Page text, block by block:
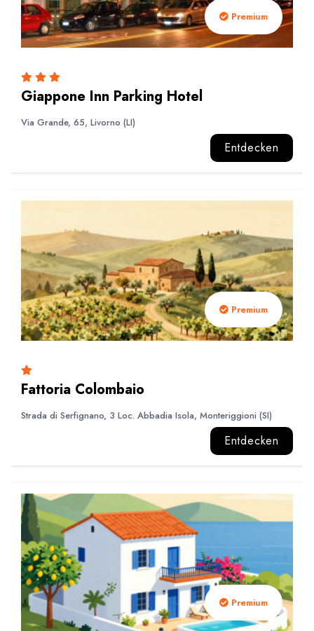
Premium
Giappone Inn Parking Hotel
Via Grande, 65, Livorno (LI)
Entdecken
Premium
Fattoria Colombaio
Strada di Serfignano, 3 Loc. Abbadia Isola, Monteriggioni (SI)
Entdecken
Premium